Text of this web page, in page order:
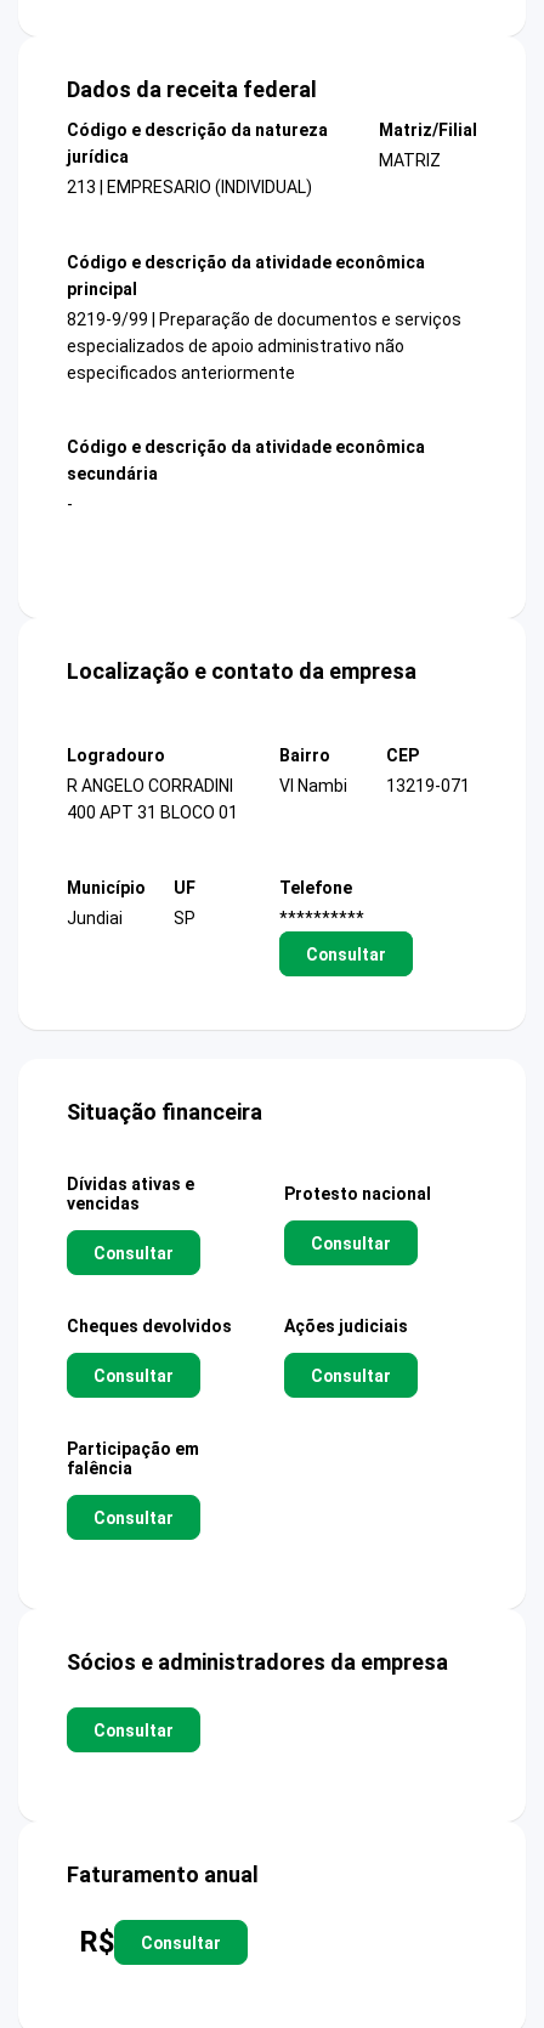
Dados da receita federal
Código e descrição da natureza
jurídica
213 | EMPRESARIO (INDIVIDUAL)
Matriz/Filial
MATRIZ
Código e descrição da atividade econômica
principal
8219-9/99 | Preparação de documentos e serviços
especializados de apoio administrativo não
especificados anteriormente
Código e descrição da atividade econômica
secundária
-
Localização e contato da empresa
Logradouro
R ANGELO CORRADINI
400 APT 31 BLOCO 01
Bairro
Vl Nambi
CEP
13219-071
Município
Jundiai
UF
SP
Telefone
**********
Consultar
Situação financeira
Dívidas ativas e
vencidas
Consultar
Protesto nacional
Consultar
Cheques devolvidos
Consultar
Ações judiciais
Consultar
Participação em
falência
Consultar
Sócios e administradores da empresa
Consultar
Faturamento anual
R$ Consultar